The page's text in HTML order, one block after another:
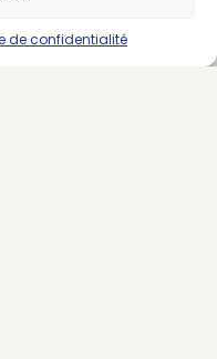
de confidentialité